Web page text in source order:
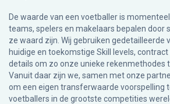
De waarde van een voetballer is
teams, spelers en makelaars bepalen door
ze waard zijn. Wij gebruiken gedetailleerde
huidige en toekomstige Skill levels,
details om zo onze unieke rekenmethodes
Vanuit daar zijn we, samen met onze
om een eigen transferwaarde voorspelling
voetballers in de grootste competities